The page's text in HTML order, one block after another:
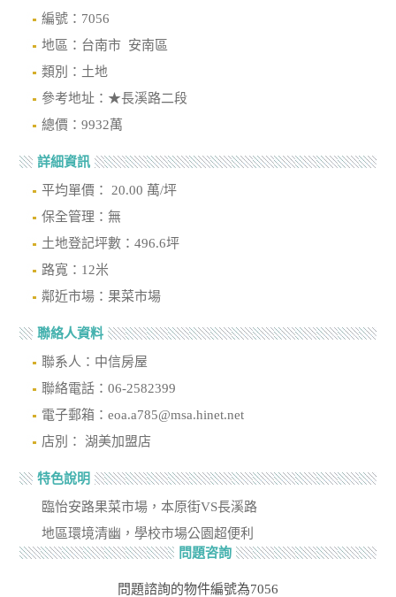
編號：7056
地區：台南市 安南區
類別：土地
參考地址：★長溪路二段
總價：9932萬
詳細資訊
平均單價： 20.00 萬/坪
保全管理：無
土地登記坪數：496.6坪
路寬：12米
鄰近市場：果菜市場
聯絡人資料
聯系人：中信房屋
聯絡電話：06-2582399
電子郵箱：eoa.a785@msa.hinet.net
店別： 湖美加盟店
特色說明
臨怡安路果菜市場，本原街VS長溪路
地區環境清幽，學校市場公園超便利
問題咨詢
問題諮詢的物件編號為7056